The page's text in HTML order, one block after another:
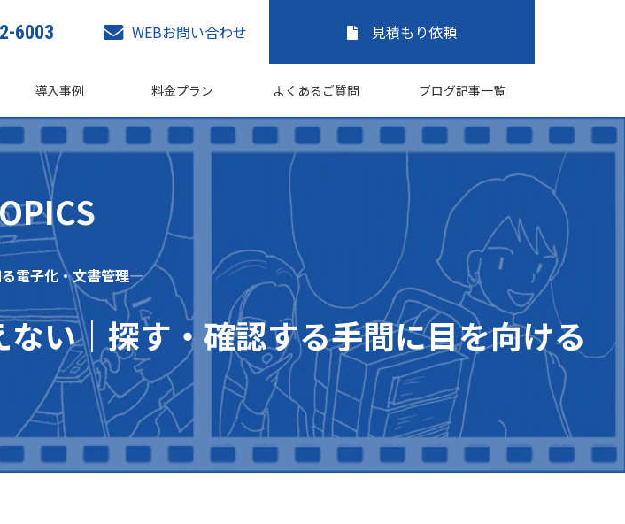
6003 WEBお問い合わせ 見積もり依頼
導入事例 料金プラン よくあるご質問 ブログ記事一覧
電子化・文書管理―
い｜探す・確認する手間に目を向ける